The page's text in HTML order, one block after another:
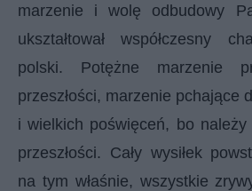
marzenie i wolę odbudowy
ukształtował współczesny
polski. Potężne marzenie
przeszłości, marzenie pchające
i wielkich poświęceń, bo należy
przeszłości. Cały wysiłek
na tym właśnie, wszystkie